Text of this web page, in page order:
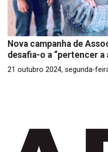
Nova campanha de
desafia-o a “pertencer a
21 outubro 2024, segunda-